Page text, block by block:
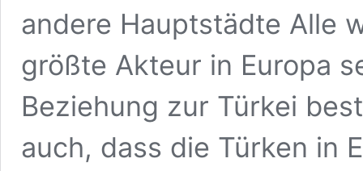
andere Hauptstädte Alle
größte Akteur in Europa
Beziehung zur Türkei
auch, dass die Türken in